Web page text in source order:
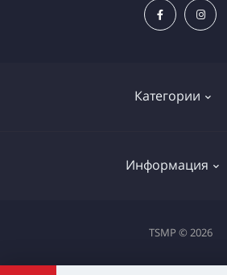
Категории
Электроинструменты
Информация
Доставка и оплата
TSMP © 2026